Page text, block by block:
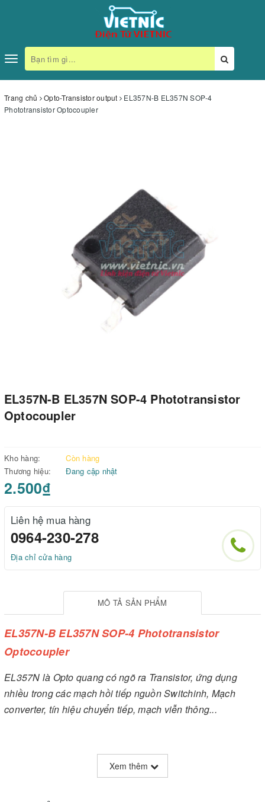
Toggle
navigation
Trang chủ Opto-Transistor output
EL357N-B EL357N SOP-4
Phototransistor Optocoupler
EL357N-B EL357N SOP-4 Phototransistor
Optocoupler
Kho hàng:
Còn hàng
Thương hiệu:
Đang cập nhật
2.500₫
Liên hệ mua hàng
0964-230-278
Địa chỉ cửa hàng
MÔ TẢ SẢN PHẨM
EL357N-B EL357N SOP-4 Phototransistor
Optocoupler
EL357N là Opto quang có ngõ ra Transistor, ứng dụng
nhiều trong các mạch hồi tiếp nguồn Switchinh, Mạch
converter, tín hiệu chuyển tiếp, mạch viễn thông...
Xem thêm